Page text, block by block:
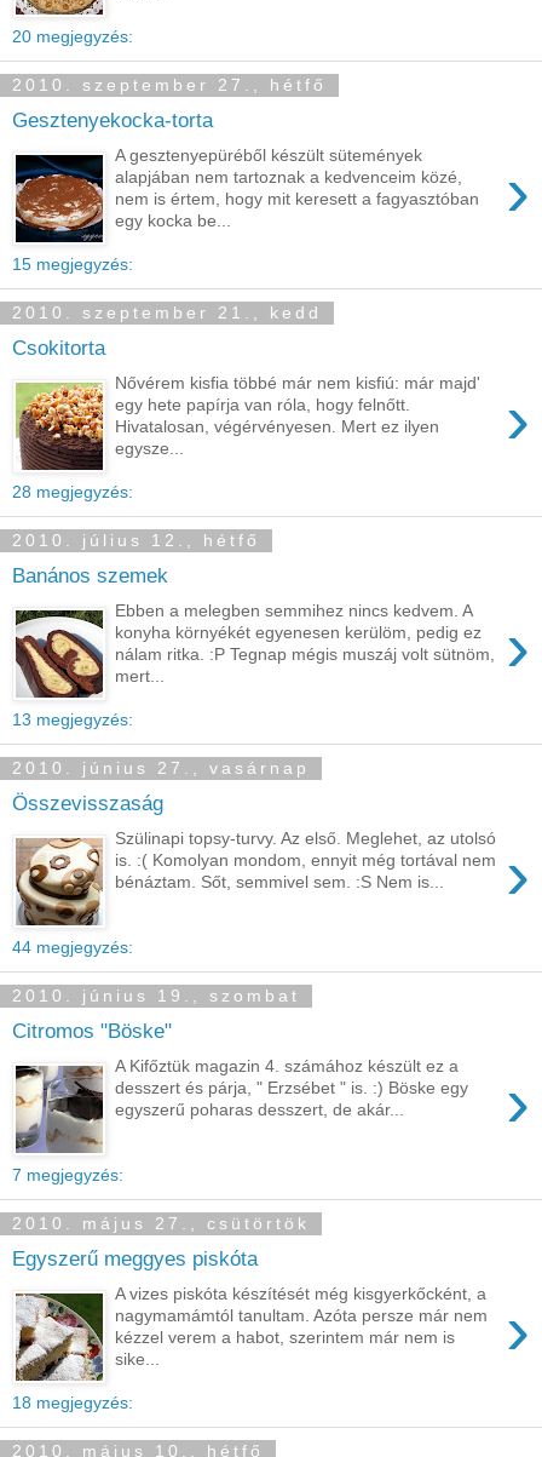
20 megjegyzés:
2010. szeptember 27., hétfő
Gesztenyekocka-torta
›
A gesztenyepüréből készült sütemények
alapjában nem tartoznak a kedvenceim közé,
nem is értem, hogy mit keresett a fagyasztóban
egy kocka be...
15 megjegyzés:
2010. szeptember 21., kedd
Csokitorta
›
Nővérem kisfia többé már nem kisfiú: már majd'
egy hete papírja van róla, hogy felnőtt.
Hivatalosan, végérvényesen. Mert ez ilyen
egysze...
28 megjegyzés:
2010. július 12., hétfő
Banános szemek
›
Ebben a melegben semmihez nincs kedvem. A
konyha környékét egyenesen kerülöm, pedig ez
nálam ritka. :P Tegnap mégis muszáj volt sütnöm,
mert...
13 megjegyzés:
2010. június 27., vasárnap
Összevisszaság
›
Szülinapi topsy-turvy. Az első. Meglehet, az utolsó
is. :( Komolyan mondom, ennyit még tortával nem
bénáztam. Sőt, semmivel sem. :S Nem is...
44 megjegyzés:
2010. június 19., szombat
Citromos "Böske"
›
A Kifőztük magazin 4. számához készült ez a
desszert és párja, " Erzsébet " is. :) Böske egy
egyszerű poharas desszert, de akár...
7 megjegyzés:
2010. május 27., csütörtök
Egyszerű meggyes piskóta
›
A vizes piskóta készítését még kisgyerkőcként, a
nagymamámtól tanultam. Azóta persze már nem
kézzel verem a habot, szerintem már nem is
sike...
18 megjegyzés:
2010. május 10., hétfő